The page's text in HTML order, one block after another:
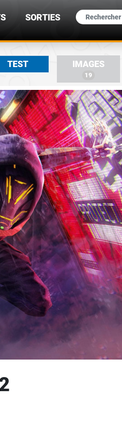
SORTIES
TEST IMAGES
19